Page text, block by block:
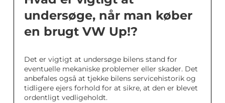
undersøge, når man køber
en brugt VW Up!?
Det er vigtigt at undersøge bilens stand for
eventuelle mekaniske problemer eller skader. Det
anbefales også at tjekke bilens servicehistorik og
tidligere ejers forhold for at sikre, at den er blevet
ordentligt vedligeholdt.